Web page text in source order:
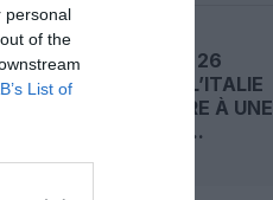
personal
of the
List of
GRÈVE DU 26
FÉVRIER : L’ITALIE
SE PRÉPARE À UNE
JOURNÉE...